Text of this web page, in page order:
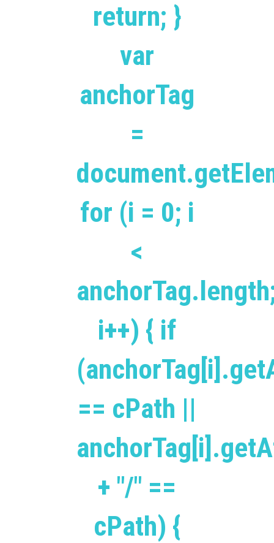
return; }
var
anchorTag
=
for (i = 0; i
<
i++) { if
== cPath ||
+ "/" ==
cPath) {